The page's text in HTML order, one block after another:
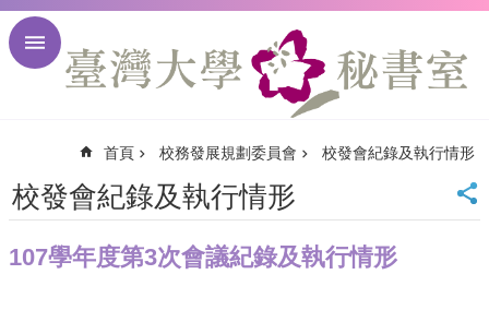
跳到主要內容區塊
首
頁
大
首頁 校務發展規劃委員會 校發會紀錄及執行情形
校發會紀錄及執行情形
107學年度第3次會議紀錄及執行情形